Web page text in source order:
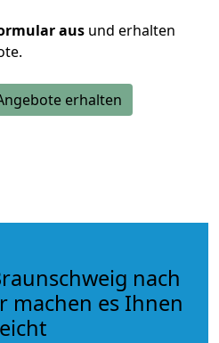
aus und erhalten
erhalten
nach
machen es Ihnen